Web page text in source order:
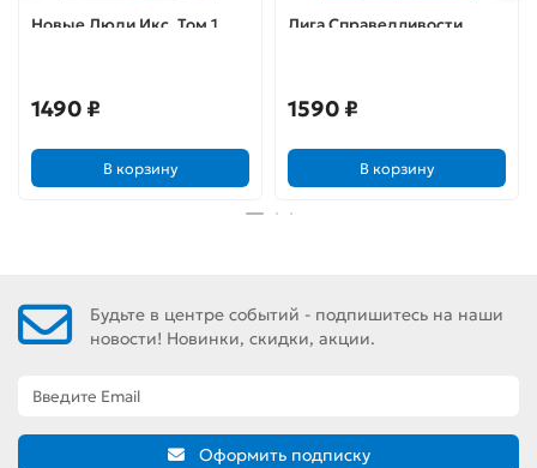
Новые Люди Икс. Том 1.
1490 ₽
В корзину
Лига Справедливости.
1590 ₽
В корзину
Будьте в центре событий - подпишитесь на наши
новости! Новинки, скидки, акции.
Оформить подписку